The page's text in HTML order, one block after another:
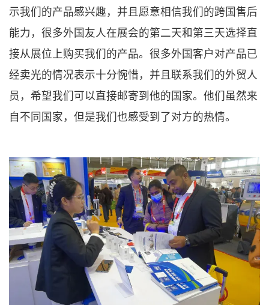
示我们的产品感兴趣，并且愿意相信我们的跨国售后
能力，很多外国友人在展会的第二天和第三天选择直
接从展位上购买我们的产品。很多外国客户对产品已
经卖光的情况表示十分惋惜，并且联系我们的外贸人
员，希望我们可以直接邮寄到他的国家。他们虽然来
自不同国家，但是我们也感受到了对方的热情。